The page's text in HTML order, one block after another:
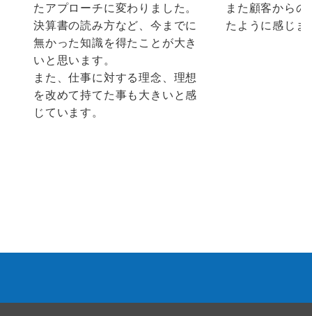
たアプローチに変わりました。
決算書の読み方など、今までに
無かった知識を得たことが大き
いと思います。
また、仕事に対する理念、理想
を改めて持てた事も大きいと感
じています。
また顧客から
たように感じま